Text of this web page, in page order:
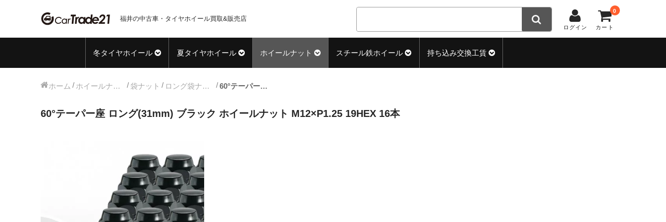
福井の中古車・タイヤホイール買取&販売店
ログイン カート
0
冬タイヤホイール 夏タイヤホイール ホイールナット スチール鉄ホイール 持ち込み交換工賃
ホーム ホイールナット 袋ナット ロング袋ナット 60°テーパー座 ロング(31mm) ブラック ホイールナット M12×P1.25 19HEX 16本
60°テーパー座 ロング(31mm) ブラック ホイールナット M12×P1.25 19HEX 16本